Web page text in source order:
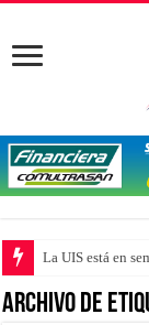
La UIS está en
Archivo de